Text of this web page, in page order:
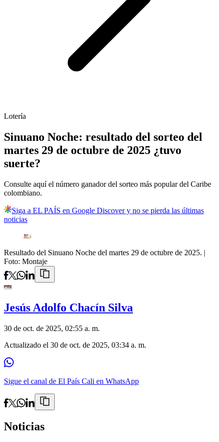
Lotería
Sinuano Noche: resultado del sorteo del
martes 29 de octubre de 2025 ¿tuvo
suerte?
Consulte aquí el número ganador del sorteo más popular del Caribe
colombiano.
Siga a EL PAÍS en Google Discover y no se pierda las últimas
noticias
Resultado del Sinuano Noche del martes 29 de octubre de 2025. |
Foto: Montaje
Jesús Adolfo Chacín Silva
30 de oct. de 2025, 02:55 a. m.
Actualizado el 30 de oct. de 2025, 03:34 a. m.
Sigue el canal de El País Cali en WhatsApp
Noticias